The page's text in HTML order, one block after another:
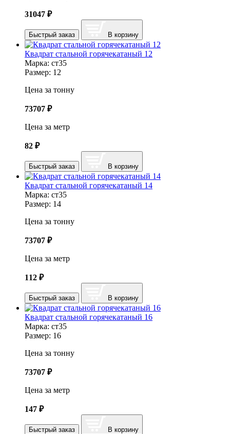
31047 ₽
Быстрый заказ В корзину
Квадрат стальной горячекатаный 12
Марка: ст35
Размер: 12
Цена за тонну
73707 ₽
Цена за метр
82 ₽
Быстрый заказ В корзину
Квадрат стальной горячекатаный 14
Марка: ст35
Размер: 14
Цена за тонну
73707 ₽
Цена за метр
112 ₽
Быстрый заказ В корзину
Квадрат стальной горячекатаный 16
Марка: ст35
Размер: 16
Цена за тонну
73707 ₽
Цена за метр
147 ₽
Быстрый заказ В корзину